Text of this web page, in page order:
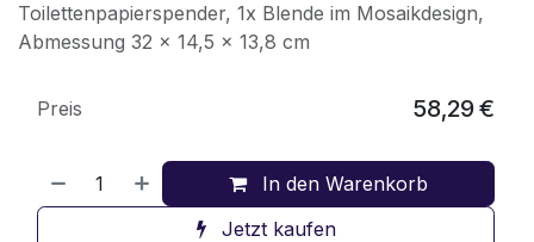
Toilettenpapierspender, 1x Blende im Mosaikdesign,
Abmessung 32 x 14,5 x 13,8 cm
In den Warenkorb
Jetzt kaufen
Preis 58,29€